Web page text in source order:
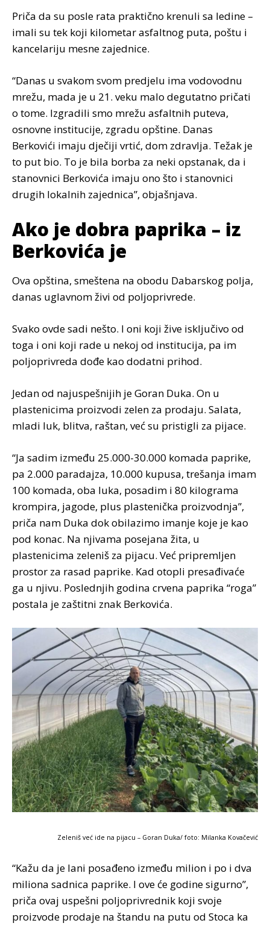
Priča da su posle rata praktično krenuli sa ledine –
imali su tek koji kilometar asfaltnog puta, poštu i
kancelariju mesne zajednice.
“Danas u svakom svom predjelu ima vodovodnu
mrežu, mada je u 21. veku malo degutatno pričati
o tome. Izgradili smo mrežu asfaltnih puteva,
osnovne institucije, zgradu opštine. Danas
Berkovići imaju dječiji vrtić, dom zdravlja. Težak je
to put bio. To je bila borba za neki opstanak, da i
stanovnici Berkovića imaju ono što i stanovnici
drugih lokalnih zajednica”, objašnjava.
Ako je dobra paprika – iz
Berkovića je
Ova opština, smeštena na obodu Dabarskog polja,
danas uglavnom živi od poljoprivrede.
Svako ovde sadi nešto. I oni koji žive isključivo od
toga i oni koji rade u nekoj od institucija, pa im
poljoprivreda dođe kao dodatni prihod.
Jedan od najuspešnijih je Goran Duka. On u
plastenicima proizvodi zelen za prodaju. Salata,
mladi luk, blitva, raštan, već su pristigli za pijace.
“Ja sadim između 25.000-30.000 komada paprike,
pa 2.000 paradajza, 10.000 kupusa, trešanja imam
100 komada, oba luka, posadim i 80 kilograma
krompira, jagode, plus plastenička proizvodnja”,
priča nam Duka dok obilazimo imanje koje je kao
pod konac. Na njivama posejana žita, u
plastenicima zeleniš za pijacu. Već pripremljen
prostor za rasad paprike. Kad otopli presađivaće
ga u njivu. Poslednjih godina crvena paprika “roga”
postala je zaštitni znak Berkovića.
Zeleniš već ide na pijacu – Goran Duka/ foto: Milanka Kovačević
“Kažu da je lani posađeno između milion i po i dva
miliona sadnica paprike. I ove će godine sigurno”,
priča ovaj uspešni poljoprivrednik koji svoje
proizvode prodaje na štandu na putu od Stoca ka